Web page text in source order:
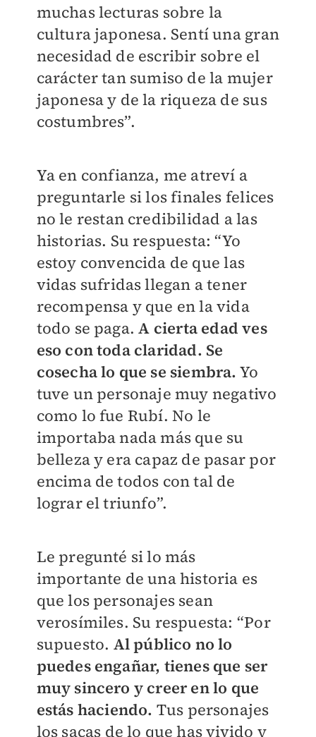
muchas lecturas sobre la
cultura japonesa. Sentí una gran
necesidad de escribir sobre el
carácter tan sumiso de la mujer
japonesa y de la riqueza de sus
costumbres”.
Ya en confianza, me atreví a
preguntarle si los finales felices
no le restan credibilidad a las
historias. Su respuesta: “Yo
estoy convencida de que las
vidas sufridas llegan a tener
recompensa y que en la vida
todo se paga.A cierta edad ves
eso con toda claridad. Se
cosecha lo que se siembra. Yo
tuve un personaje muy negativo
como lo fue Rubí. No le
importaba nada más que su
belleza y era capaz de pasar por
encima de todos con tal de
lograr el triunfo”.
Le pregunté si lo más
importante de una historia es
que los personajes sean
verosímiles. Su respuesta: “Por
supuesto. Al público no lo
puedes engañar, tienes que ser
muy sincero y creer en lo que
estás haciendo. Tus personajes
los sacas de lo que has vivido y